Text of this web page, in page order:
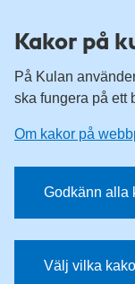
Kakor på
På Kulan
ska fungera på ett
Om kakor på
Godkänn alla
Välj vilka